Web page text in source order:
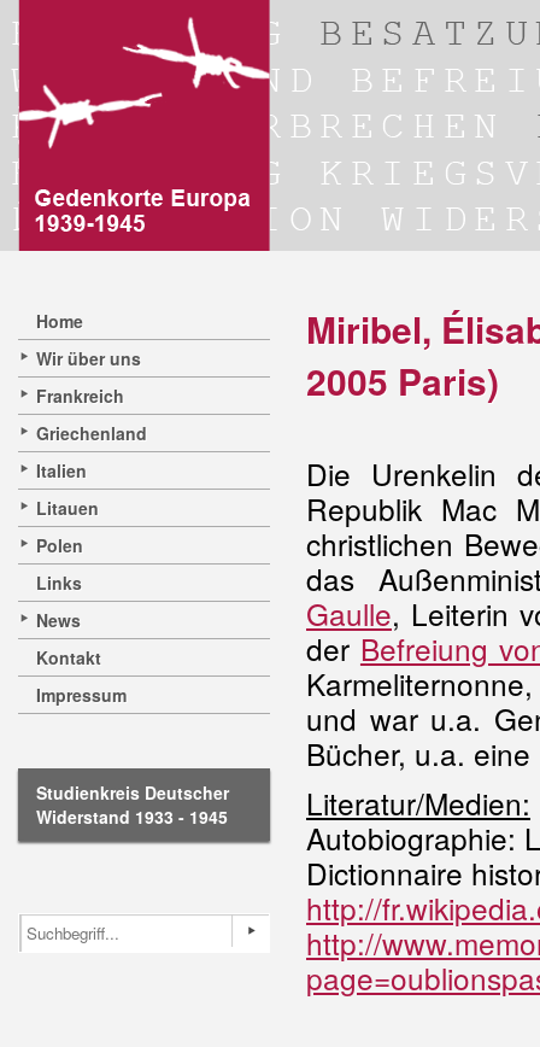
Home
Wir über uns
Frankreich
Griechenland
Italien
Litauen
Polen
Links
News
Kontakt
Impressum
Studienkreis Deutscher
Widerstand 1933 - 1945
Miribel,
2005 Paris)
Die Urenkelin
Republik Mac
christlichen
das
Gaulle, Leiterin
der Befreiung
und war u.a.
Bücher, u.a.
Literatur/Medien:
Autobiographie:
Dictionnaire
http://
http://